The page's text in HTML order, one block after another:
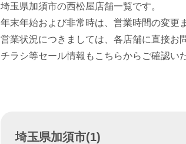
埼玉県加須市の西松屋店舗一覧です。
年末年始および非常時は、営業時間の変更
営業状況につきましては、各店舗に直接お
チラシ等セール情報もこちらからご確認い
埼玉県加須市(1)